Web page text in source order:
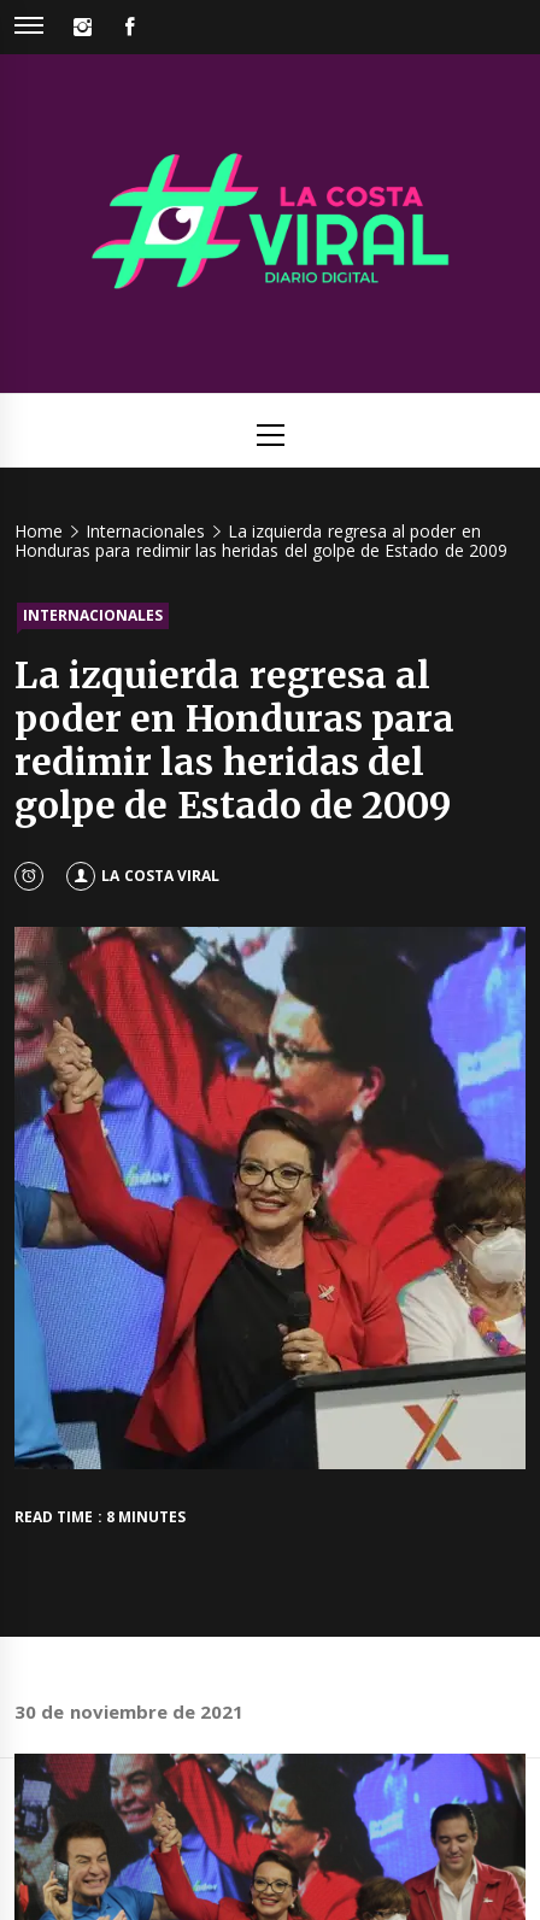
Skip
INSTAGRAM
Viral
Menu
Home Internacionales
La izquierda regresa al poder en
Honduras para redimir las heridas del golpe de Estado de 2009
INTERNACIONALES
La izquierda regresa al
poder en Honduras para
redimir las heridas del
golpe de Estado de 2009
LA COSTA VIRAL
READ TIME : 8 MINUTES
30 de noviembre de 2021